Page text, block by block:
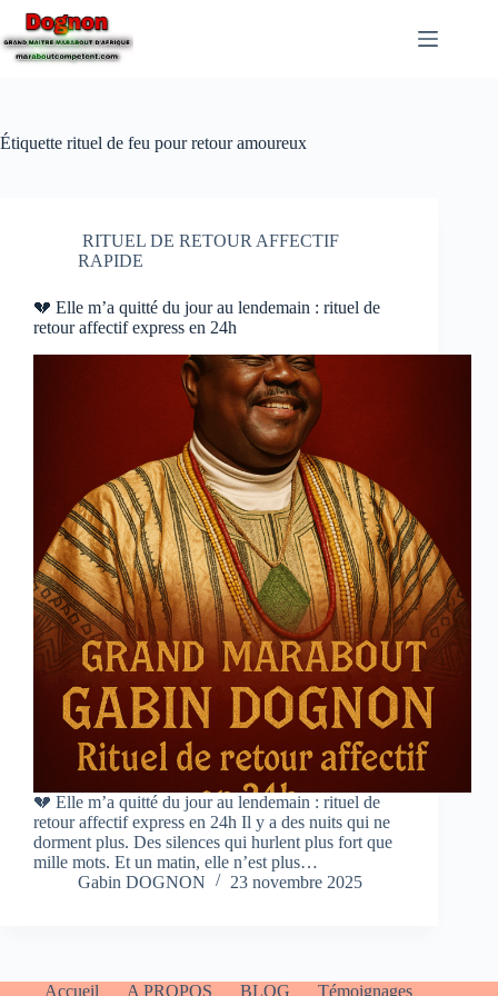
Étiquette rituel de feu pour retour amoureux
RITUEL DE RETOUR AFFECTIF
RAPIDE
💔 Elle m’a quitté du jour au lendemain : rituel de
retour affectif express en 24h
💔 Elle m’a quitté du jour au lendemain : rituel de
retour affectif express en 24h Il y a des nuits qui ne
dorment plus. Des silences qui hurlent plus fort que
mille mots. Et un matin, elle n’est plus…
Gabin DOGNON
23 novembre 2025
Accueil A PROPOS BLOG Témoignages